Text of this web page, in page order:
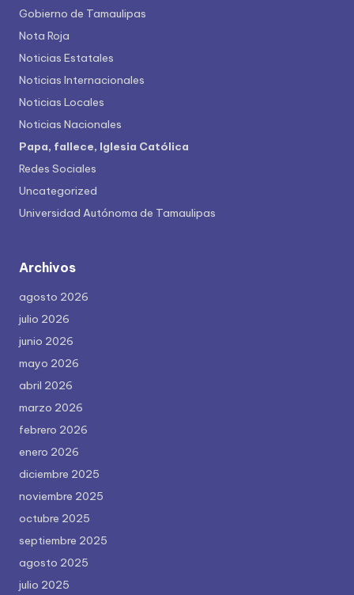
Gobierno de Tamaulipas
Nota Roja
Noticias Estatales
Noticias Internacionales
Noticias Locales
Noticias Nacionales
Papa, fallece, Iglesia Católica
Redes Sociales
Uncategorized
Universidad Autónoma de Tamaulipas
Archivos
agosto 2026
julio 2026
junio 2026
mayo 2026
abril 2026
marzo 2026
febrero 2026
enero 2026
diciembre 2025
noviembre 2025
octubre 2025
septiembre 2025
agosto 2025
julio 2025